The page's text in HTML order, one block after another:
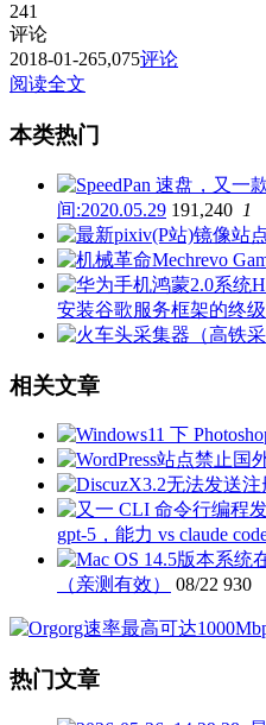
241
评论
2018-01-265,075评论
阅读全文
本类热门
间:2020.05.29 191,240 1
安装谷歌服务框架的终级
相关文章
gpt-5，能力 vs claude
（亲测有效）
08/22 930
热门文章